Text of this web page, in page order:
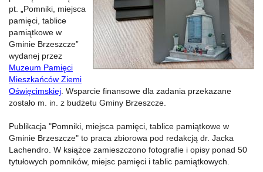
pt. „Pomniki, miejsca
pamięci, tablice
pamiątkowe w
Gminie Brzeszcze”
wydanej przez
Muzeum Pamięci
Mieszkańców Ziemi
Oświęcimskiej . Wsparcie finansowe dla zadania przekazane
zostało m. in. z budżetu Gminy Brzeszcze.
Publikacja "Pomniki, miejsca pamięci, tablice pamiątkowe w
Gminie Brzeszcze" to praca zbiorowa pod redakcją dr. Jacka
Lachendro. W książce zamieszczono fotografie i opisy ponad 50
tytułowych pomników, miejsc pamięci i tablic pamiątkowych.